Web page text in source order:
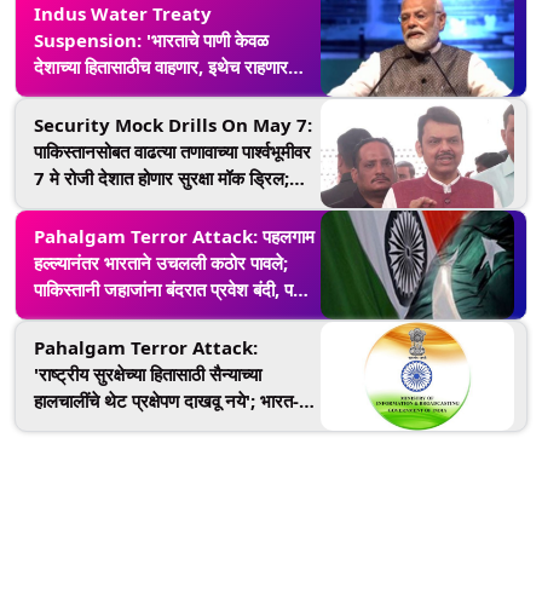
Indus Water Treaty
Suspension: 'भारताचे पाणी केवळ
देशाच्या हितासाठीच वाहणार, इथेच राहणार
आणि कामी येणार'; PM Narendra
Modi यांचे पाकिस्तानला सडेतोड उत्तर
(Video)
Security Mock Drills On May 7:
पाकिस्तानसोबत वाढत्या तणावाच्या पार्श्वभूमीवर
7 मे रोजी देशात होणार सुरक्षा मॉक ड्रिल;
जाणून घ्या महाराष्ट्रातील कोणत्या शहरांमध्ये
होणार हा सराव
Pahalgam Terror Attack: पहलगाम
हल्ल्यानंतर भारताने उचलली कठोर पावले;
पाकिस्तानी जहाजांना बंदरात प्रवेश बंदी, पत्रे
आणि पार्सलची देवाणघेवाण स्थगित
Pahalgam Terror Attack:
'राष्ट्रीय सुरक्षेच्या हितासाठी सैन्याच्या
हालचालींचे थेट प्रक्षेपण दाखवू नये'; भारत-